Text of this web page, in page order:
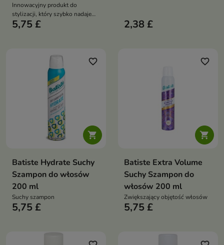
Innowacyjny produkt do
stylizacji, który szybko nadaje
włosom imponującą objętość
5,75 £ 2,38 £

favorite_border
Batiste Hydrate Suchy
Szampon do włosów
200 ml
Suchy szampon
5,75 £

favorite_border
Batiste Extra Volume
Suchy Szampon do
włosów 200 ml
Zwiększający objętość włosów
5,75 £